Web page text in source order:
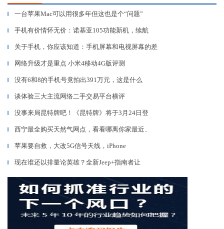
▎ 一台苹果Mac可以用很多年但这也是个“问题”
▎ 手机有价情怀无价：诺基亚105功能新机，续航
▎ 关于手机，你应该知道：手机屏幕和电视屏幕的差
▎ 网络升级才是重点 小米4移动4G版评测
▎ 没有6和8的手机号竟拍出391万元，这是什么
▎ 谈体验三大主流网络二手交易平台横评
▎ 没事来局昆特牌吧！《昆特牌》将于3月24日登
▎ 西宁最全购买天然气网点，看看哪离你家最近..
▎ 苹果要自救，大改5G信号天线，iPhone
▎ 现在谁还以排量论英雄？全新Jeep+指南者让